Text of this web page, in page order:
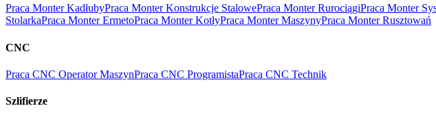
Praca Monter KadłubyPraca Monter Konstrukcje StalowePraca Monter RurociągiPraca Monter
StolarkaPraca Monter ErmetoPraca Monter KotłyPraca Monter MaszynyPraca Monter Rusztowań
CNC
Praca CNC Operator MaszynPraca CNC ProgramistaPraca CNC Technik
Szlifierze